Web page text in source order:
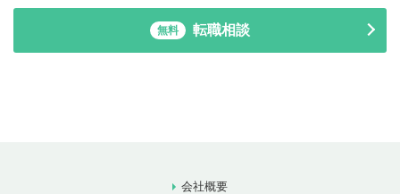
無料 転職相談
会社概要